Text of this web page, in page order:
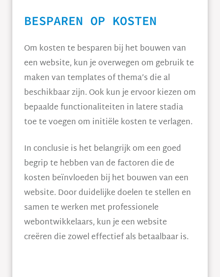
BESPAREN OP KOSTEN
Om kosten te besparen bij het bouwen van
een website, kun je overwegen om gebruik te
maken van templates of thema’s die al
beschikbaar zijn. Ook kun je ervoor kiezen om
bepaalde functionaliteiten in latere stadia
toe te voegen om initiële kosten te verlagen.
In conclusie is het belangrijk om een goed
begrip te hebben van de factoren die de
kosten beïnvloeden bij het bouwen van een
website. Door duidelijke doelen te stellen en
samen te werken met professionele
webontwikkelaars, kun je een website
creëren die zowel effectief als betaalbaar is.